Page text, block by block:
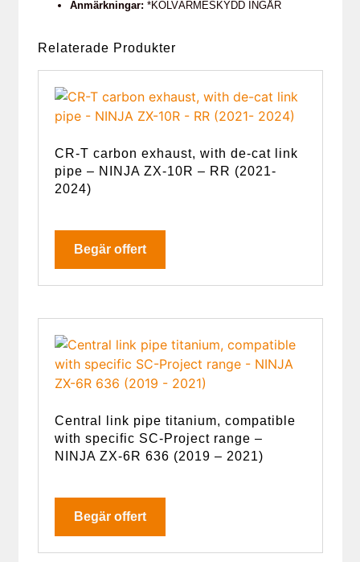
Anmärkningar: *KOLVÄRMESKYDD INGÅR
Relaterade Produkter
CR-T carbon exhaust, with de-cat link
pipe – NINJA ZX-10R – RR (2021-
2024)
Begär offert
Central link pipe titanium, compatible
with specific SC-Project range –
NINJA ZX-6R 636 (2019 – 2021)
Begär offert